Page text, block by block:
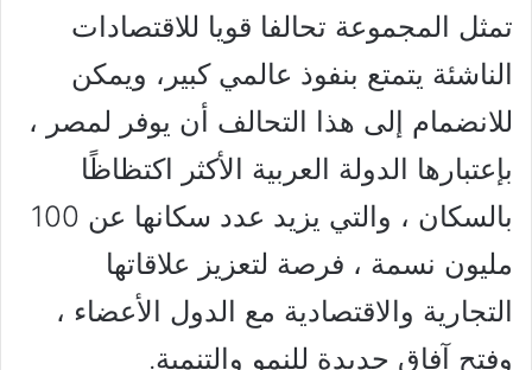
تمثل المجموعة تحالفا قويا للاقتصادات
الناشئة يتمتع بنفوذ عالمي كبير، ويمكن
للانضمام إلى هذا التحالف أن يوفر لمصر ،
بإعتبارها الدولة العربية الأكثر اكتظاظًا
بالسكان ، والتي يزيد عدد سكانها عن 100
مليون نسمة ، فرصة لتعزيز علاقاتها
التجارية والاقتصادية مع الدول الأعضاء ،
وفتح آفاق جديدة للنمو والتنمية.